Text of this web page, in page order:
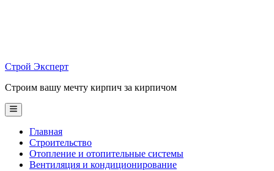
Строй Эксперт
Строим вашу мечту кирпич за кирпичом
Main
Menu
Главная
Строительство
Отопление и отопительные системы
Вентиляция и кондиционирование